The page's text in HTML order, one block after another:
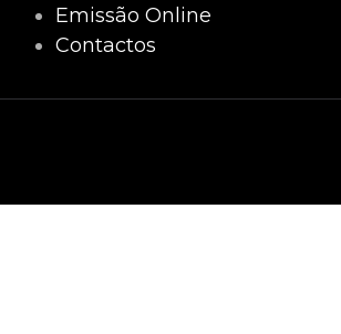
Emissão Online
Contactos